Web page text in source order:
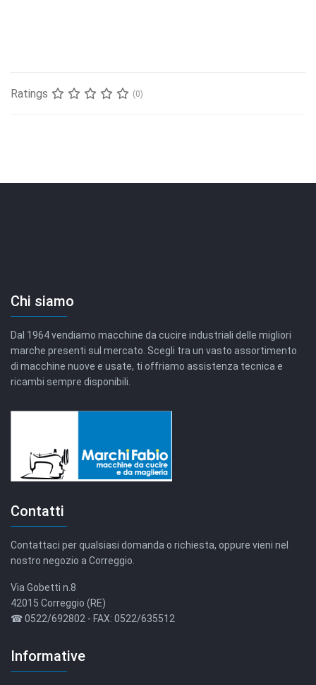
Ratings (0)
Chi siamo
Dal 1964 vendiamo macchine da cucire industriali delle migliori
marche presenti sul mercato. Scegli tra un vasto assortimento
di macchine nuove e usate, ti offriamo assistenza tecnica e
ricambi sempre disponibili.
Contatti
Contattaci per qualsiasi domanda o richiesta, oppure vieni nel
nostro negozio a Correggio.
Via Gobetti n.8
42015 Correggio (RE)
☎ 0522/692802 - FAX: 0522/635512
Informative